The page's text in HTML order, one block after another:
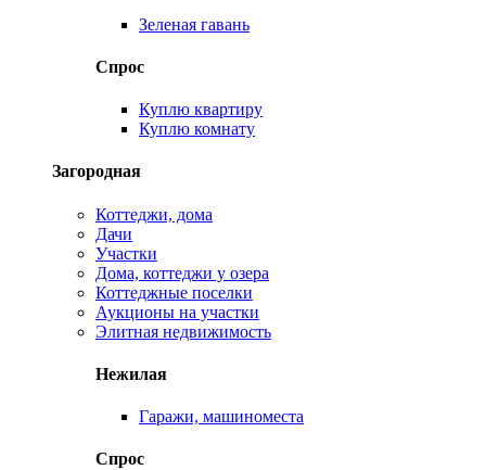
Зеленая гавань
Спрос
Куплю квартиру
Куплю комнату
Загородная
Коттеджи, дома
Дачи
Участки
Дома, коттеджи у озера
Коттеджные поселки
Аукционы на участки
Элитная недвижимость
Нежилая
Гаражи, машиноместа
Спрос